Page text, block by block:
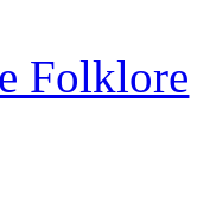
Folklore